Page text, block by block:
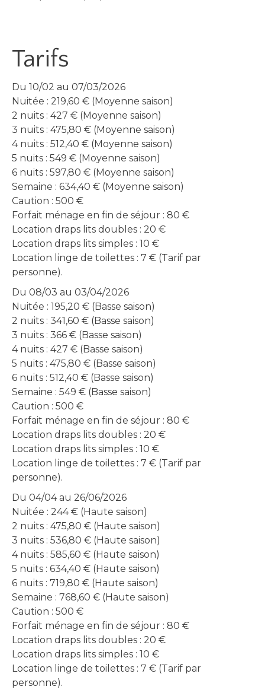
Tarifs
Du 10/02 au 07/03/2026
Nuitée : 219,60 € (Moyenne saison)
2 nuits : 427 € (Moyenne saison)
3 nuits : 475,80 € (Moyenne saison)
4 nuits : 512,40 € (Moyenne saison)
5 nuits : 549 € (Moyenne saison)
6 nuits : 597,80 € (Moyenne saison)
Semaine : 634,40 € (Moyenne saison)
Caution : 500 €
Forfait ménage en fin de séjour : 80 €
Location draps lits doubles : 20 €
Location draps lits simples : 10 €
Location linge de toilettes : 7 € (Tarif par
personne).
Du 08/03 au 03/04/2026
Nuitée : 195,20 € (Basse saison)
2 nuits : 341,60 € (Basse saison)
3 nuits : 366 € (Basse saison)
4 nuits : 427 € (Basse saison)
5 nuits : 475,80 € (Basse saison)
6 nuits : 512,40 € (Basse saison)
Semaine : 549 € (Basse saison)
Caution : 500 €
Forfait ménage en fin de séjour : 80 €
Location draps lits doubles : 20 €
Location draps lits simples : 10 €
Location linge de toilettes : 7 € (Tarif par
personne).
Du 04/04 au 26/06/2026
Nuitée : 244 € (Haute saison)
2 nuits : 475,80 € (Haute saison)
3 nuits : 536,80 € (Haute saison)
4 nuits : 585,60 € (Haute saison)
5 nuits : 634,40 € (Haute saison)
6 nuits : 719,80 € (Haute saison)
Semaine : 768,60 € (Haute saison)
Caution : 500 €
Forfait ménage en fin de séjour : 80 €
Location draps lits doubles : 20 €
Location draps lits simples : 10 €
Location linge de toilettes : 7 € (Tarif par
personne).